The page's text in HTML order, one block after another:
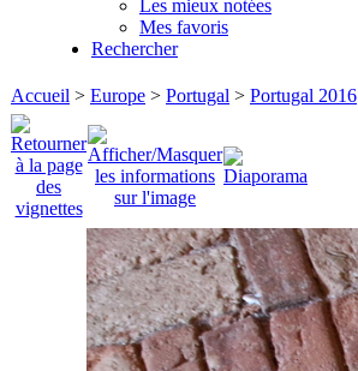
Les mieux notées
Mes favoris
Rechercher
Accueil > Europe > Portugal > Portugal 2016